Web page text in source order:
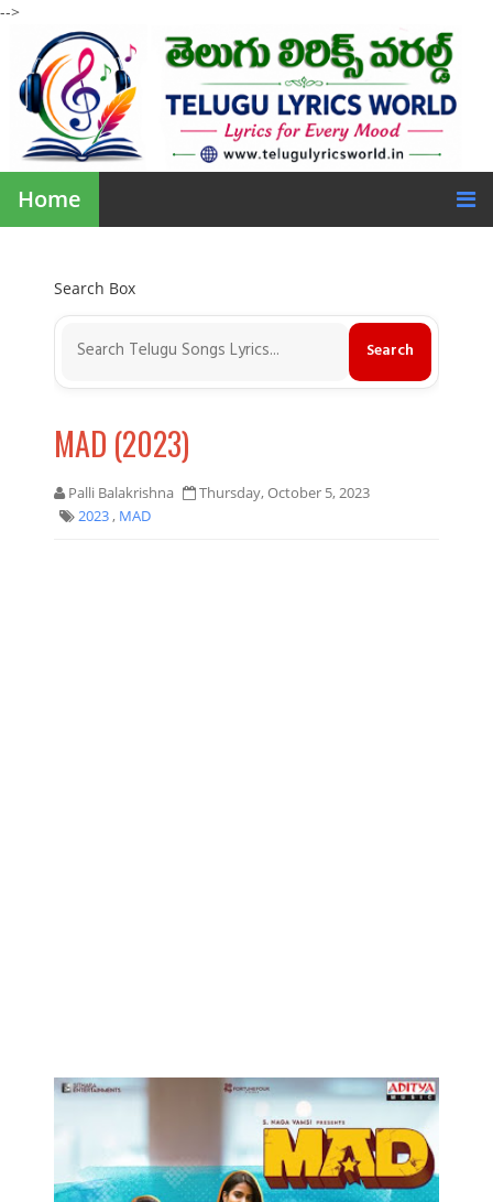
-->
Home
Search Box
MAD (2023)
Palli Balakrishna
Thursday, October 5, 2023
2023, MAD